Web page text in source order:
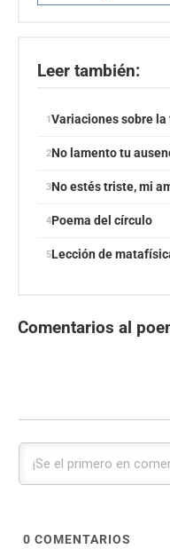
Leer también:
Variaciones sobre
No lamento tu
No estés triste‚ mi
Poema del círculo
Lección de
Comentarios al
0 COMENTARIOS